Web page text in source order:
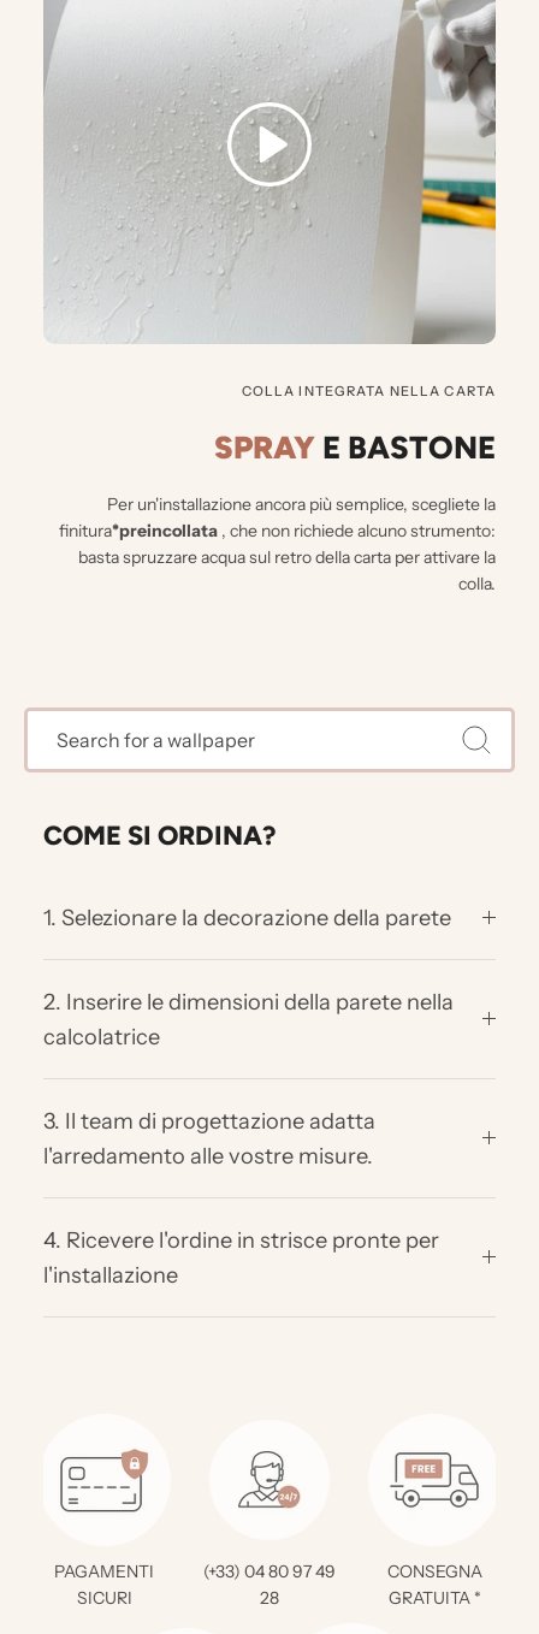
COLLA INTEGRATA NELLA CARTA
SPRAY E BASTONE
Per un'installazione ancora più semplice, scegliete la
finitura*preincollata , che non richiede alcuno strumento:
basta spruzzare acqua sul retro della carta per attivare la
colla.
COME SI ORDINA?
1. Selezionare la decorazione della parete
2. Inserire le dimensioni della parete nella
calcolatrice
3. Il team di progettazione adatta
l'arredamento alle vostre misure.
4. Ricevere l'ordine in strisce pronte per
l'installazione
PAGAMENTI
SICURI
(+33) 04 80 97 49
28
CONSEGNA
GRATUITA *